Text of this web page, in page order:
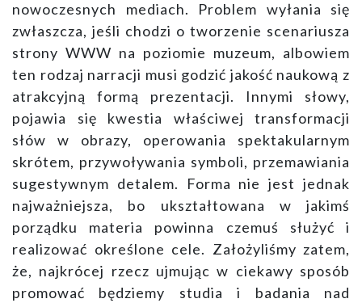
nowoczesnych mediach. Problem wyłania się
zwłaszcza, jeśli chodzi o tworzenie scenariusza
strony WWW na poziomie muzeum, albowiem
ten rodzaj narracji musi godzić jakość naukową z
atrakcyjną formą prezentacji. Innymi słowy,
pojawia się kwestia właściwej transformacji
słów w obrazy, operowania spektakularnym
skrótem, przywoływania symboli, przemawiania
sugestywnym detalem. Forma nie jest jednak
najważniejsza, bo ukształtowana w jakimś
porządku materia powinna czemuś służyć i
realizować określone cele. Założyliśmy zatem,
że, najkrócej rzecz ujmując w ciekawy sposób
promować będziemy studia i badania nad